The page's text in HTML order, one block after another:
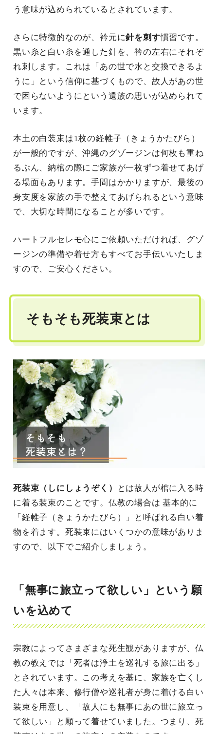
う意味が込められているとされています。
さらに特徴的なのが、衿元に針を刺す慣習です。
黒い糸と白い糸を通した針を、衿の左右にそれぞ
れ刺します。これは「あの世で水と交換できるよ
うに」という信仰に基づくもので、故人があの世
で困らないようにという遺族の思いが込められて
います。
本土の白装束は1枚の経帷子（きょうかたびら）
が一般的ですが、沖縄のグゾージンは何枚も重ね
るぶん、納棺の際にご家族が一枚ずつ着せてあげ
る場面もあります。手間はかかりますが、最後の
身支度を家族の手で整えてあげられるという意味
で、大切な時間になることが多いです。
ハートフルセレモ心にご依頼いただければ、グゾ
ージンの準備や着せ方もすべてお手伝いいたしま
すので、ご安心ください。
そもそも死装束とは
死装束（しにしょうぞく）
とは故人が棺に入る時
に着る装束のことです。仏教の場合は 基本的に
「経帷子（きょうかたびら）」と呼ばれる白い着
物を着ます。死装束にはいくつかの意味がありま
すので、以下でご紹介しましょう。
「無事に旅立って欲しい」という願
いを込めて
宗教によってさまざまな死生観がありますが、仏
教の教えでは「死者は浄土を巡礼する旅に出る」
とされています。この考えを基に、家族を亡くし
た人々は本来、修行僧や巡礼者が身に着ける白い
装束を用意し、「故人にも無事にあの世に旅立っ
て欲しい」と願って着せていました。つまり、死